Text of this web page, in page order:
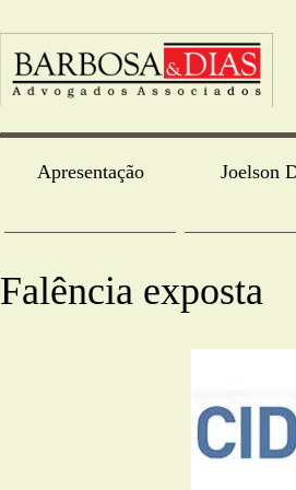
Apresentação Joelson
Falência exposta